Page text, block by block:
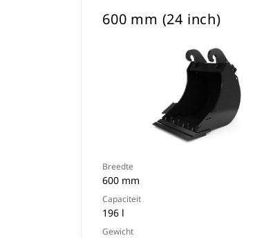
600 mm (24 inch)
Breedte
600 mm
Capaciteit
196 l
Gewicht